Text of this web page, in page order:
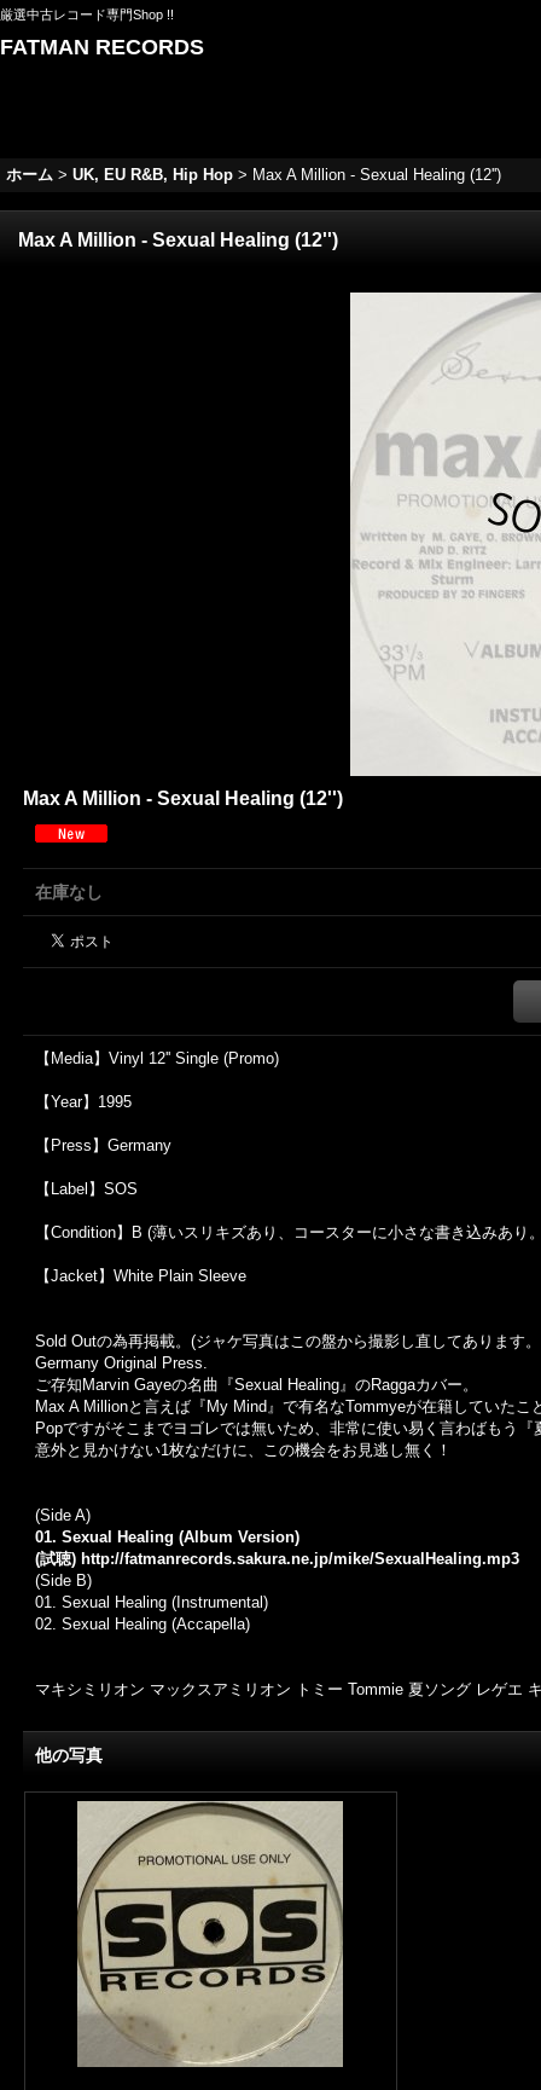
厳選中古レコード専門Shop !!
FATMAN RECORDS
ホーム > UK, EU R&B, Hip Hop > Max A Million - Sexual Healing (12'')
Max A Million - Sexual Healing (12'')
Max A Million - Sexual Healing (12'')
在庫なし
【Media】Vinyl 12'' Single (Promo)
【Year】1995
【Press】Germany
【Label】SOS
【Condition】B (薄いスリキズあり、コースターに小さな書き込みあり
【Jacket】White Plain Sleeve
Sold Outの為再掲載。(ジャケ写真はこの盤から撮影し直してあります
Germany Original Press.
ご存知Marvin Gayeの名曲『Sexual Healing』のRaggaカバー。
Max A Millionと言えば『My Mind』で有名なTommyeが在籍していたこ
Popですがそこまでヨゴレでは無いため、非常に使い易く言わばもう
意外と見かけない1枚なだけに、この機会をお見逃し無く！
(Side A)
01. Sexual Healing (Album Version)
(試聴) http://fatmanrecords.sakura.ne.jp/mike/SexualHealing.mp3
(Side B)
01. Sexual Healing (Instrumental)
02. Sexual Healing (Accapella)
マキシミリオン マックスアミリオン トミー Tommie 夏ソング レゲエ
他の写真